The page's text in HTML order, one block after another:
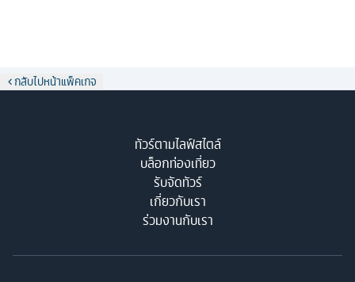
กลับไปหน้าแพ็คเกจ
ทัวร์ตามไลฟ์สไตล์
บล็อกท่องเที่ยว
รับจัดทัวร์
เกี่ยวกับเรา
ร่วมงานกับเรา